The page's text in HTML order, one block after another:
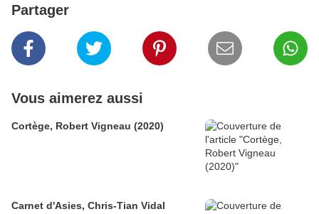
Partager
Vous aimerez aussi
Cortège, Robert Vigneau (2020)
Carnet d'Asies, Chris-Tian Vidal